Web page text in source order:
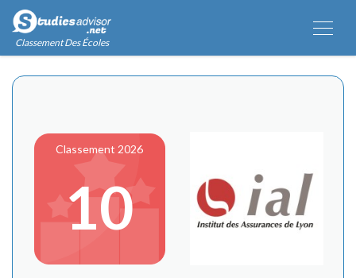
Classement Des Écoles
Classement 2026
10